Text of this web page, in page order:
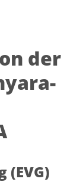
der